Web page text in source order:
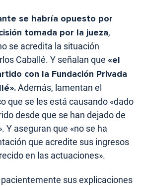
se habría opuesto por
tomada por la jueza,
se acredita la situación
Caballé. Y señalan que «el
con la Fundación Privada
Además, lamentan el
que se les está causando «dado
desde que se han dejado de
Y aseguran que «no se ha
que acredite sus ingresos
en las actuaciones».
sus explicaciones